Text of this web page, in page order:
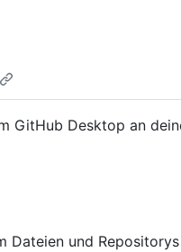
GitHub Desktop an
Dateien und